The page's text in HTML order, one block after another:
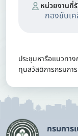
หน่วยงานที่
กองขับเ
ประชุมหารือแนวทา
ทุนสวัสดิการกรมกา
กรมกา